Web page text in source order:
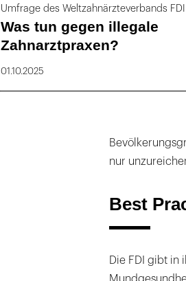
Umfrage des Weltzahnärzteverbands FDI
Was tun gegen illegale
Zahnarztpraxen?
01.10.2025
nur
Best
Die FDI gibt in